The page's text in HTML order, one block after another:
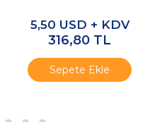
5,50 USD + KDV
316,80 TL
Sepete Ekle